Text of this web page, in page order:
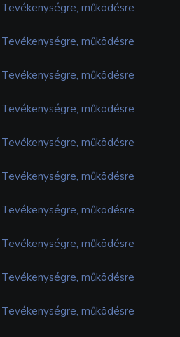
működésre
működésre
működésre
működésre
működésre
működésre
működésre
működésre
működésre
működésre